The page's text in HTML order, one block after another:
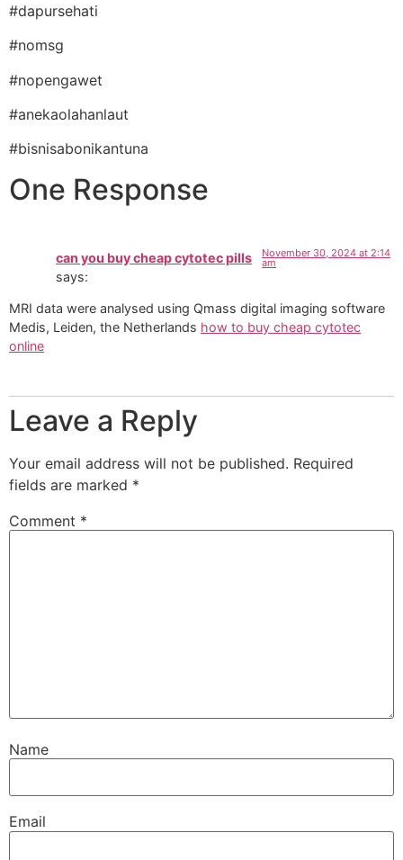
#dapursehati
#nomsg
#nopengawet
#anekaolahanlaut
#bisnisabonikantuna
One Response
can you buy cheap cytotec pills
says:
November 30, 2024 at 2:14
am
MRI data were analysed using Qmass digital imaging software
Medis, Leiden, the Netherlands how to buy cheap cytotec
online
Leave a Reply
Your email address will not be published. Required
fields are marked *
Comment *
Name
Email